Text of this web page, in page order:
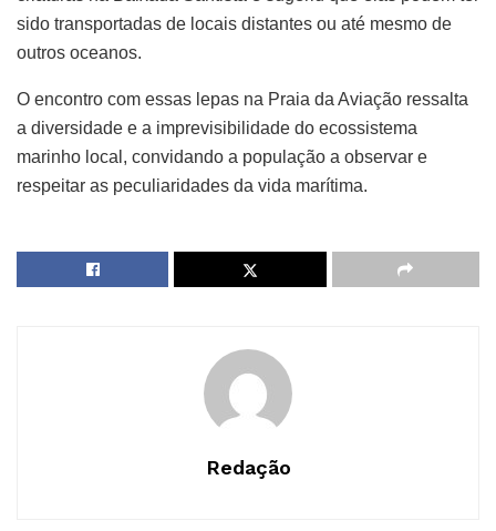
sido transportadas de locais distantes ou até mesmo de
outros oceanos.
O encontro com essas lepas na Praia da Aviação ressalta
a diversidade e a imprevisibilidade do ecossistema
marinho local, convidando a população a observar e
respeitar as peculiaridades da vida marítima.
Redação